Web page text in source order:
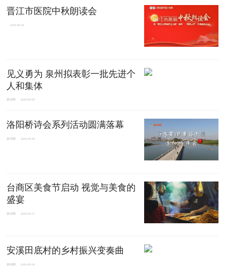
晋江市医院中秋朗读会
2020-09-29
见义勇为 泉州拟表彰一批先进个
人和集体
泉州网 2020-09-28
洛阳桥诗会系列活动圆满落幕
泉州网 2020-09-28
台商区美食节启动 视觉与美食的
盛宴
泉州网 2020-09-27
安溪田底村的乡村振兴变奏曲
泉州网 2020-09-24